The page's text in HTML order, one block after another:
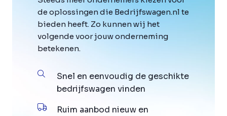
de oplossingen die Bedrijfswagen.nl te
bieden heeft. Zo kunnen wij het
volgende voor jouw onderneming
betekenen.
Snel en eenvoudig de geschikte
bedrijfswagen vinden
Ruim aanbod nieuw en